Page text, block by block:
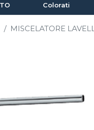
Colorati
MISCELATORE